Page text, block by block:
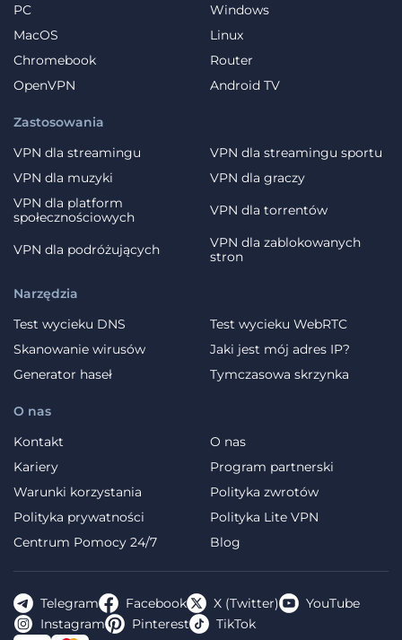
PC
Windows
MacOS
Linux
Chromebook
Router
OpenVPN
Android TV
Zastosowania
VPN dla streamingu
VPN dla streamingu sportu
VPN dla muzyki
VPN dla graczy
VPN dla platform
społecznościowych
VPN dla torrentów
VPN dla podróżujących
VPN dla zablokowanych
stron
O nas
Kontakt
O nas
Kariery
Program partnerski
Warunki korzystania
Polityka zwrotów
Polityka prywatności
Polityka Lite VPN
Centrum Pomocy 24/7
Blog
Narzędzia
Test wycieku DNS
Test wycieku WebRTC
Skanowanie wirusów
Jaki jest mój adres IP?
Generator haseł
Tymczasowa skrzynka
Telegram Facebook X (Twitter)
YouTube
Instagram
Pinterest TikTok